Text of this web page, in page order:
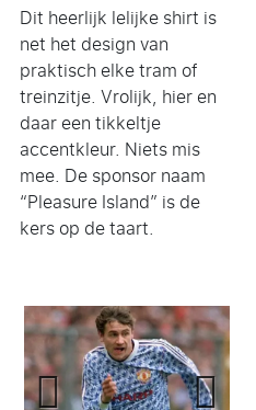
Dit heerlijk lelijke shirt is
net het design van
praktisch elke tram of
treinzitje. Vrolijk, hier en
daar een tikkeltje
accentkleur. Niets mis
mee. De sponsor naam
“Pleasure Island” is de
kers op de taart.